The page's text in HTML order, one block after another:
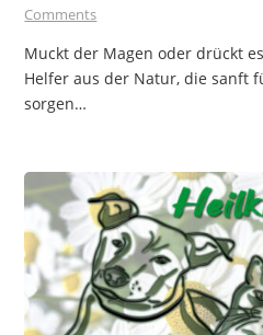
Comments
Muckt der Magen oder drückt
Helfer aus der Natur, die sanft
sorgen…